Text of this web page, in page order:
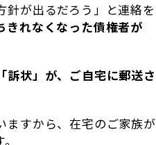
が出るだろう」と連絡を
きれなくなった債権者が
訴状」が、ご自宅に郵送さ
ますから、在宅のご家族が